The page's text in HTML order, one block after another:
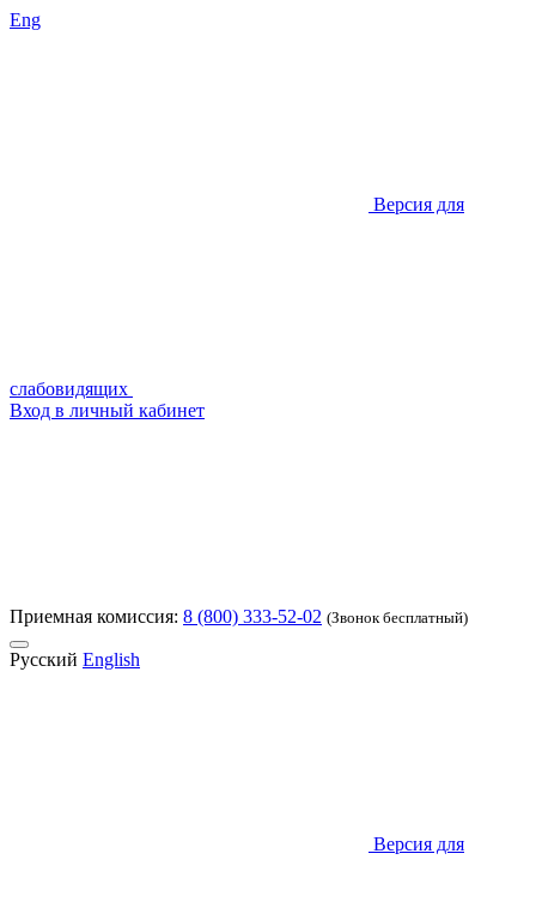
Eng
Версия для
слабовидящих
Вход в личный кабинет
Приемная комиссия: 8 (800) 333-52-02 (Звонок бесплатный)
Русский English
Версия для